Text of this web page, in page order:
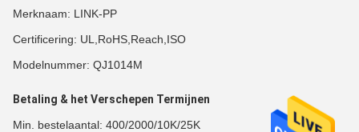
Merknaam: LINK-PP
Certificering: UL,RoHS,Reach,ISO
Modelnummer: QJ1014M
Betaling & het Verschepen Termijnen
Min. bestelaantal: 400/2000/10K/25K